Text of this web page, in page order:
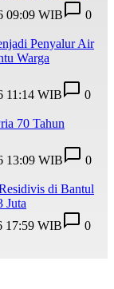
09:09 WIB
0
Penyalur Air
Warga
11:14 WIB
0
70 Tahun
13:09 WIB
0
di Bantul
Juta
17:59 WIB 0